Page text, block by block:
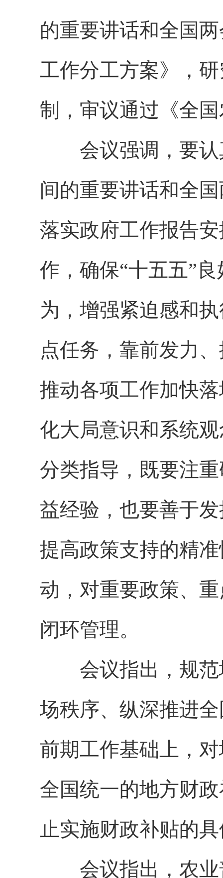
的重要讲话和全国
工作分工方案》，
制，审议通过《全
会议强调，要认
间的重要讲话和全
落实政府工作报告
作，确保“十五五”
为，增强紧迫感和
点任务，靠前发力
推动各项工作加快
化大局意识和系统
分类指导，既要注
益经验，也要善于
提高政策支持的精
动，对重要政策、
闭环管理。
会议指出，规范
场秩序、纵深推进
前期工作基础上，
全国统一的地方财
止实施财政补贴的
会议指出，农业